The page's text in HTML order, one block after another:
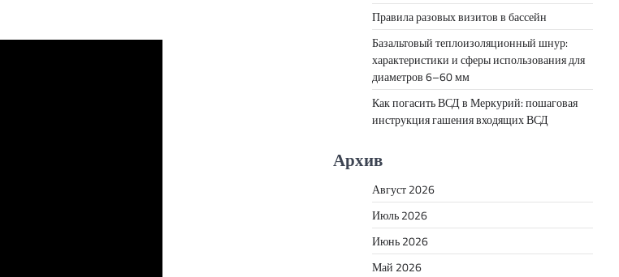
Правила разовых визитов в бассейн
Базальтовый теплоизоляционный шнур:
характеристики и сферы использования для
диаметров 6–60 мм
Как погасить ВСД в Меркурий: пошаговая
инструкция гашения входящих ВСД
Архив
Август 2026
Июль 2026
Июнь 2026
Май 2026